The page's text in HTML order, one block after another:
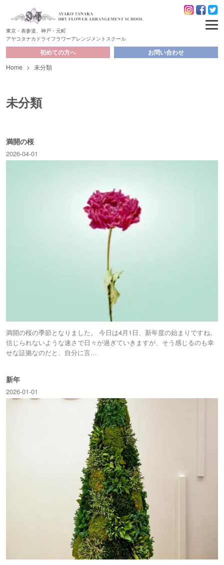
東京・表参道、神戸・元町
アヤコタナカドライフラワーアレンジメントスクール
初めての方へ お問い合わせ
Home > 未分類
未分類
満開の桜
2026-04-01
満開の桜の季節となりました。 今日は4月1日、新年度の始まりですね。
信じられないような速さで日々が過ぎていきますが、そう感じるのも幸
せな証拠なのだと、自分に言…
新年
2026-01-01